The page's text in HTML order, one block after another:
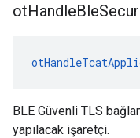
otHandleBle
BLE Güvenli TLS
yapılacak işaretçi.